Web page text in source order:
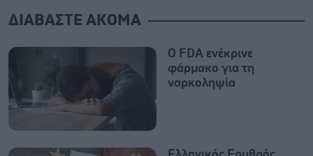
ΔΙΑΒΑΣΤΕ ΑΚΟΜΑ
Ο FDA ενέκρινε
φάρμακο για τη
ναρκοληψία